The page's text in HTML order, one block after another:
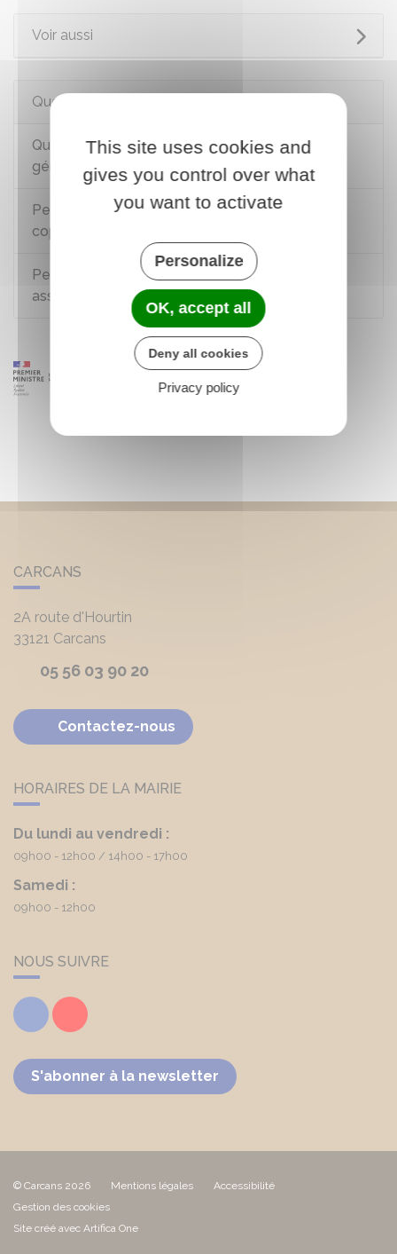
Voir aussi
Questions ? Réponses !
Quelles sont les règles de vote en assemblée
générale de copropriété ?
Peut-on changer l'affectation d'un lot de
copropriété ?
Peut-on contester une décision prise en
assemblée générale des copropriétaires ?
CARCANS
2A route d'Hourtin
33121 Carcans
05 56 03 90 20
Contactez-nous
HORAIRES DE LA MAIRIE
Du lundi au vendredi :
09h00 - 12h00 14h00 - 17h00
Samedi :
09h00 - 12h00
NOUS SUIVRE
FacebookYoutube
S'abonner à la newsletter
© Carcans 2026 Mentions légales
Accessibilité
Gestion des cookies
Site créé avec Artifica One
This site uses cookies and
gives you control over what
you want to activate
Personalize
OK, accept all
Deny all cookies
Privacy policy